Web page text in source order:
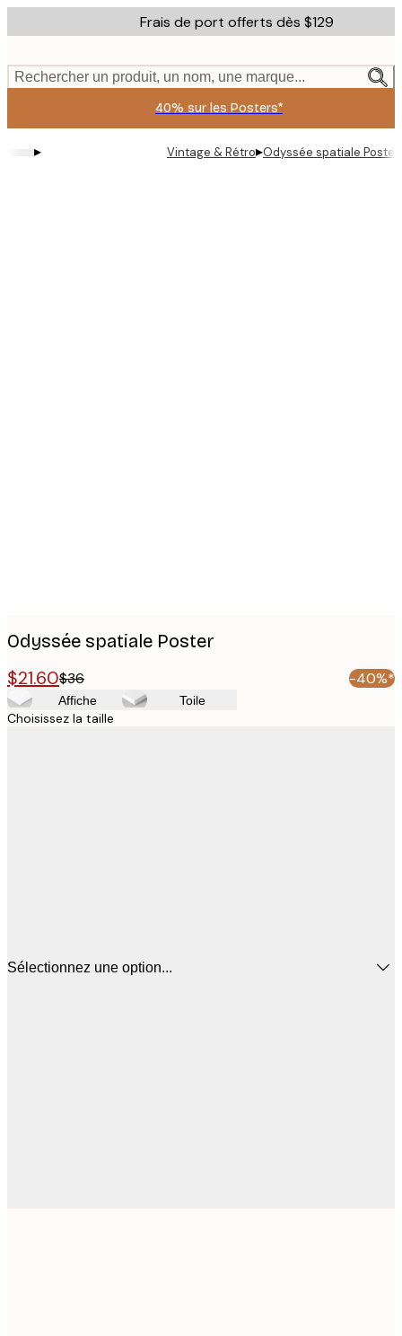
to
content.
Frais de port offerts dès $129
Rechercher un produit, un nom, une marque...
40% sur les Posters*
▸ Vintage & Rétro▸Odyssée spatiale Poster
Odyssée spatiale Poster
$21.60$36 -40%*
Affiche Toile
Choisissez la taille
Sélectionnez une option...